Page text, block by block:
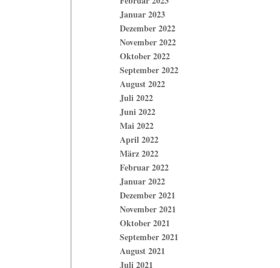
Januar 2023
Dezember 2022
November 2022
Oktober 2022
September 2022
August 2022
Juli 2022
Juni 2022
Mai 2022
April 2022
März 2022
Februar 2022
Januar 2022
Dezember 2021
November 2021
Oktober 2021
September 2021
August 2021
Juli 2021